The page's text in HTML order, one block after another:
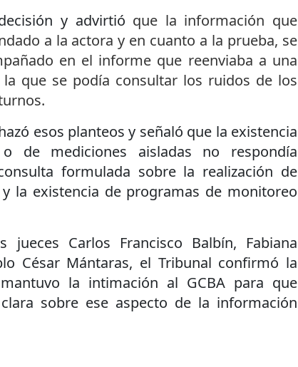
y advirtió que la información que
a la actora y en cuanto a la prueba, se
en el informe que reenviaba a una
que se podía consultar los ruidos de los
esos planteos y señaló que la existencia
de mediciones aisladas no respondía
formulada sobre la realización de
la existencia de programas de monitoreo
Carlos Francisco Balbín, Fabiana
César Mántaras, el Tribunal confirmó la
la intimación al GCBA para que
sobre ese aspecto de la información